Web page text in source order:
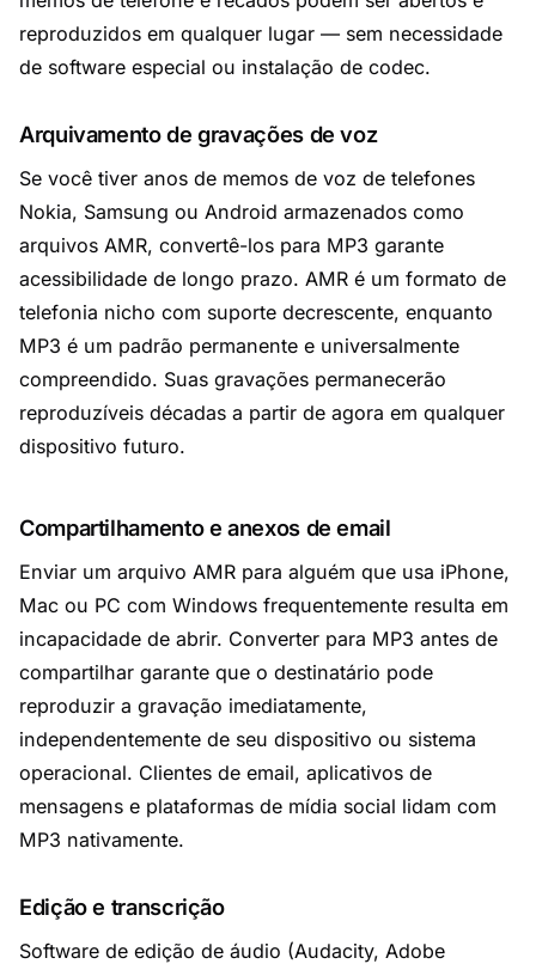
reproduzidos em qualquer lugar — sem necessidade
de software especial ou instalação de codec.
Arquivamento de gravações de voz
Se você tiver anos de memos de voz de telefones
Nokia, Samsung ou Android armazenados como
arquivos AMR, convertê-los para MP3 garante
acessibilidade de longo prazo. AMR é um formato de
telefonia nicho com suporte decrescente, enquanto
MP3 é um padrão permanente e universalmente
compreendido. Suas gravações permanecerão
reproduzíveis décadas a partir de agora em qualquer
dispositivo futuro.
Compartilhamento e anexos de email
Enviar um arquivo AMR para alguém que usa iPhone,
Mac ou PC com Windows frequentemente resulta em
incapacidade de abrir. Converter para MP3 antes de
compartilhar garante que o destinatário pode
reproduzir a gravação imediatamente,
independentemente de seu dispositivo ou sistema
operacional. Clientes de email, aplicativos de
mensagens e plataformas de mídia social lidam com
MP3 nativamente.
Edição e transcrição
Software de edição de áudio (Audacity, Adobe